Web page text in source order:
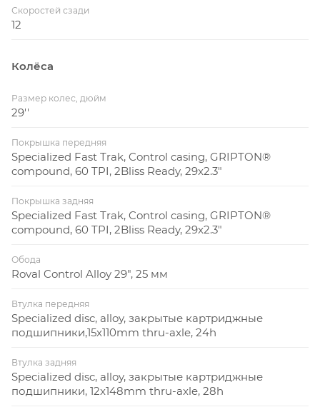
Скоростей сзади
12
Колёса
Размер колес, дюйм
29''
Покрышка передняя
Specialized Fast Trak, Control casing, GRIPTON®
compound, 60 TPI, 2Bliss Ready, 29x2.3"
Покрышка задняя
Specialized Fast Trak, Control casing, GRIPTON®
compound, 60 TPI, 2Bliss Ready, 29x2.3"
Обода
Roval Control Alloy 29", 25 мм
Втулка передняя
Specialized disc, alloy, закрытые картриджные
подшипники,15x110mm thru-axle, 24h
Втулка задняя
Specialized disc, alloy, закрытые картриджные
подшипники, 12x148mm thru-axle, 28h